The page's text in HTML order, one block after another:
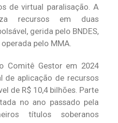
de virtual paralisação. A
recursos em duas
gerida pelo BNDES,
pelo MMA.
Comitê Gestor em 2024
de aplicação de recursos
de R$ 10,4 bilhões. Parte
no ano passado pela
títulos soberanos